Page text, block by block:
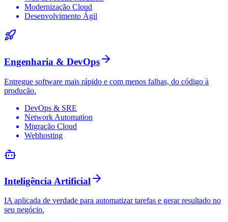
Modernização Cloud
Desenvolvimento Ágil
Engenharia & DevOps
Entregue software mais rápido e com menos falhas, do código à
produção.
DevOps & SRE
Network Automation
Migração Cloud
Webhosting
Inteligência Artificial
IA aplicada de verdade para automatizar tarefas e gerar resultado no
seu negócio.